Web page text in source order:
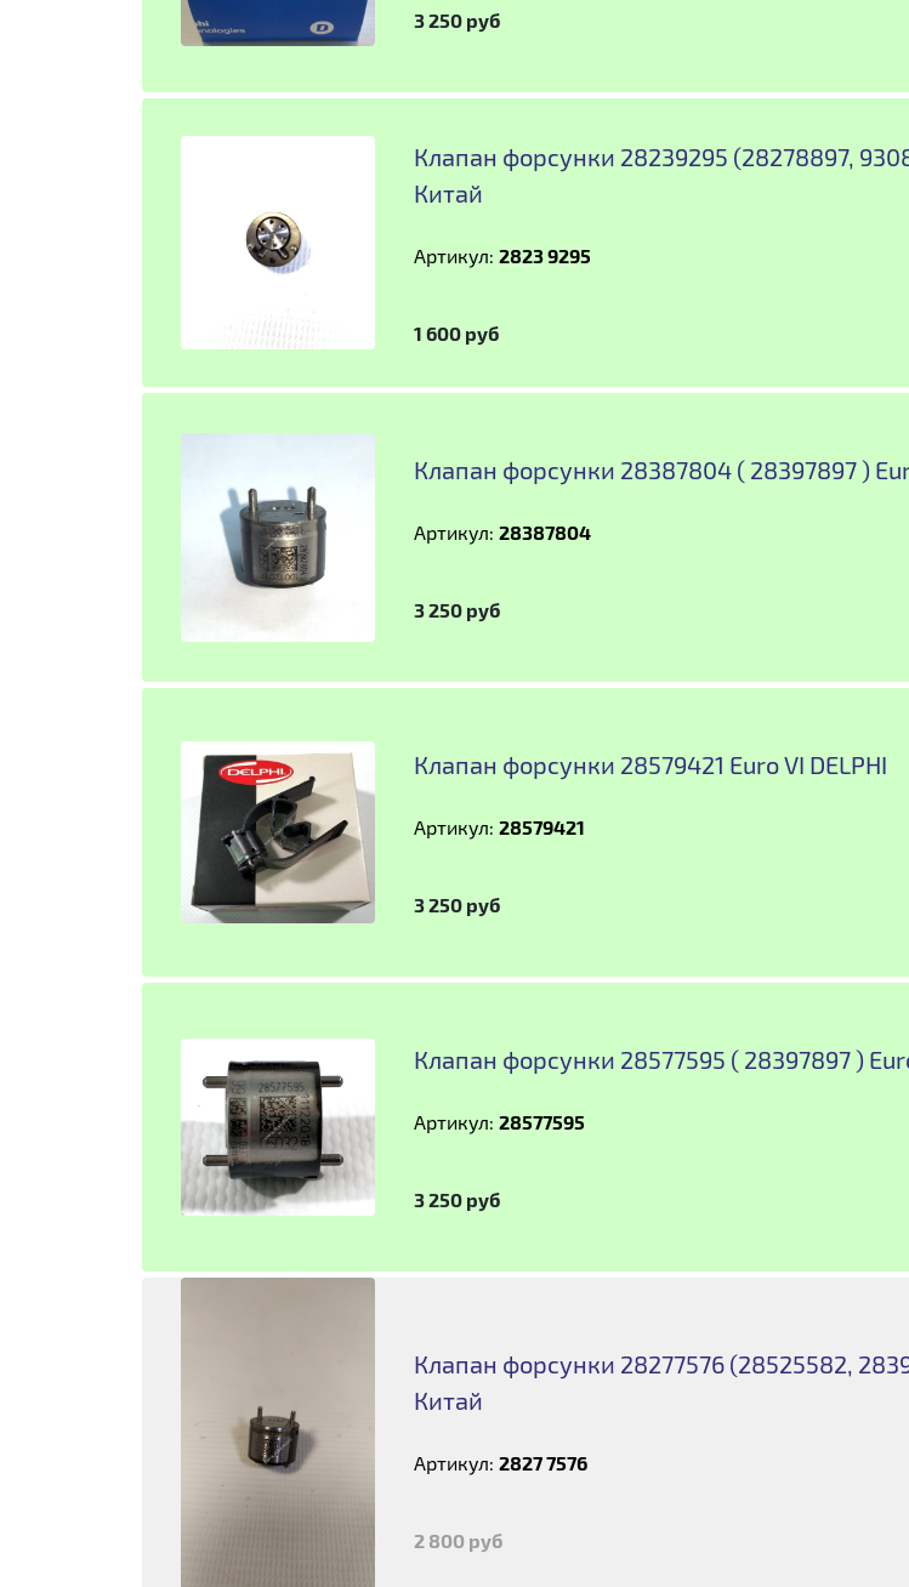
3 250 руб
Клапан форсунки 28239295 (28278897,
Китай
Артикул: 2823 9295
1 600 руб
Клапан форсунки 28387804 ( 28397897 )
Артикул: 28387804
3 250 руб
Клапан форсунки 28579421 Euro VI DELPHI
Артикул: 28579421
3 250 руб
Клапан форсунки 28577595 ( 28397897 )
Артикул: 28577595
3 250 руб
Клапан форсунки 28277576 (28525582,
Китай
Артикул: 2827 7576
2 800 руб